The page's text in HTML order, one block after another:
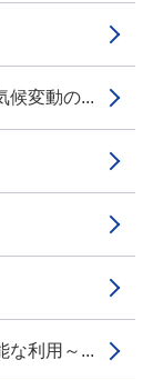
候変動の...
な利用～...